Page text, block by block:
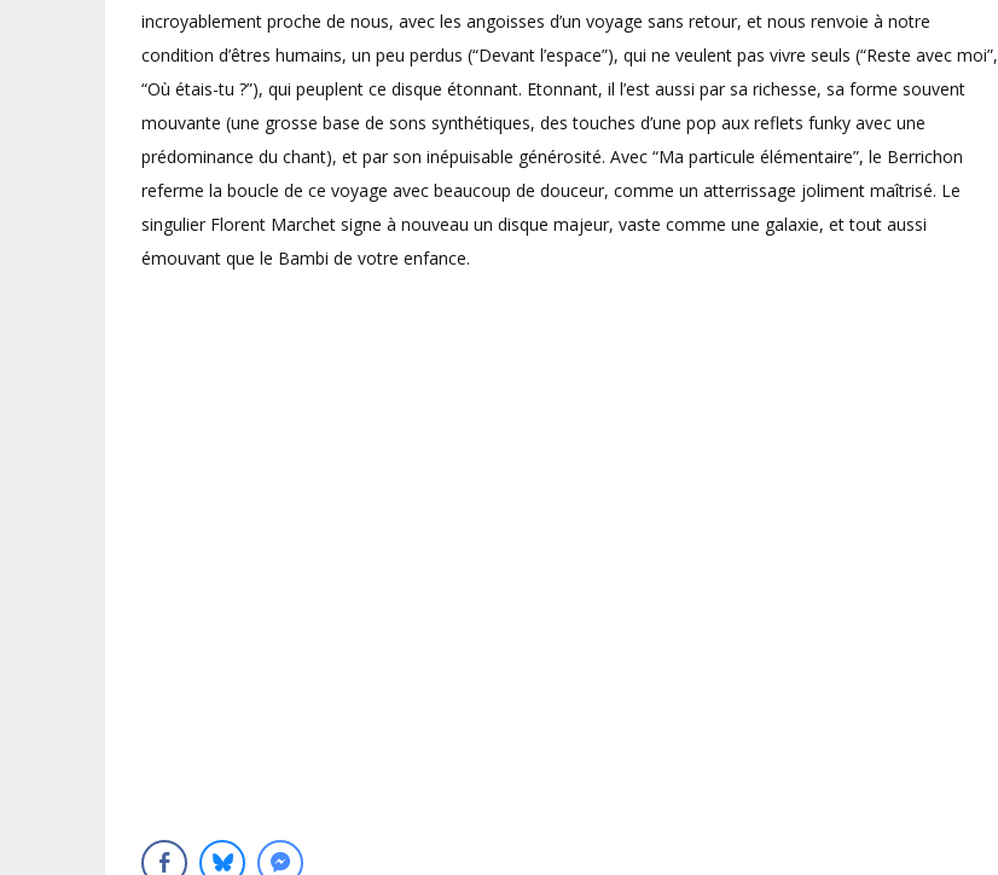
incroyablement proche de nous, avec les angoisses d’un voyage sans retour, et nous renvoie à notre
condition d’êtres humains, un peu perdus (“Devant l’espace”), qui ne veulent pas vivre seuls (“Reste avec moi”,
“Où étais-tu ?”), qui peuplent ce disque étonnant. Etonnant, il l’est aussi par sa richesse, sa forme souvent
mouvante (une grosse base de sons synthétiques, des touches d’une pop aux reflets funky avec une
prédominance du chant), et par son inépuisable générosité. Avec “Ma particule élémentaire”, le Berrichon
referme la boucle de ce voyage avec beaucoup de douceur, comme un atterrissage joliment maîtrisé. Le
singulier Florent Marchet signe à nouveau un disque majeur, vaste comme une galaxie, et tout aussi
émouvant que le Bambi de votre enfance.